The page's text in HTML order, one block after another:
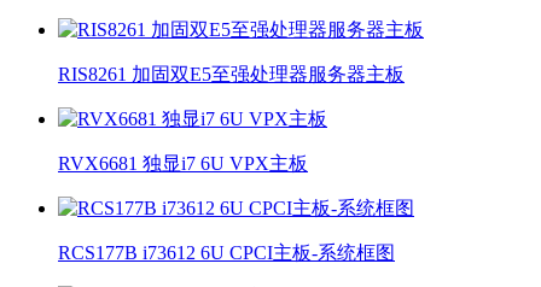
RIS8261 加固双E5至强处理器服务器主板
RVX6681 独显i7 6U VPX主板
RCS177B i73612 6U CPCI主板-系统框图